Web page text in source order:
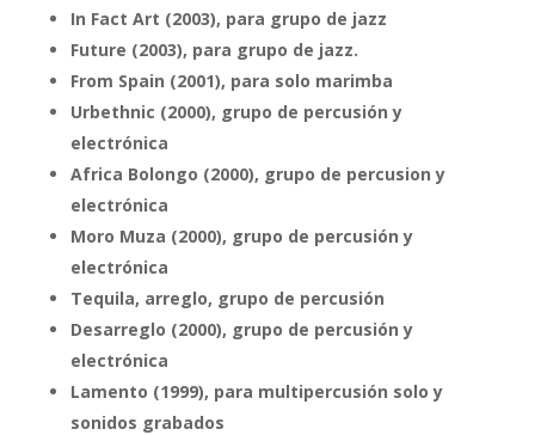
In Fact Art (2003), para grupo de jazz
Future (2003), para grupo de jazz.
From Spain (2001), para solo marimba
Urbethnic (2000), grupo de percusión y
electrónica
Africa Bolongo (2000), grupo de percusion y
electrónica
Moro Muza (2000), grupo de percusión y
electrónica
Tequila, arreglo, grupo de percusión
Desarreglo (2000), grupo de percusión y
electrónica
Lamento (1999), para multipercusión solo y
sonidos grabados